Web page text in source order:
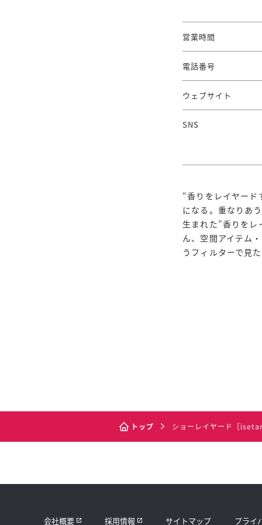
営業時間
電話番号
ウェブサイト
SNS
“香りをレイヤー
になる。重なりあ
生まれた”香りを
ん、空間アイテム
うフィルターで見
トップ ショーレイヤード［
会社概要 採用情報 サイトマップ プライ